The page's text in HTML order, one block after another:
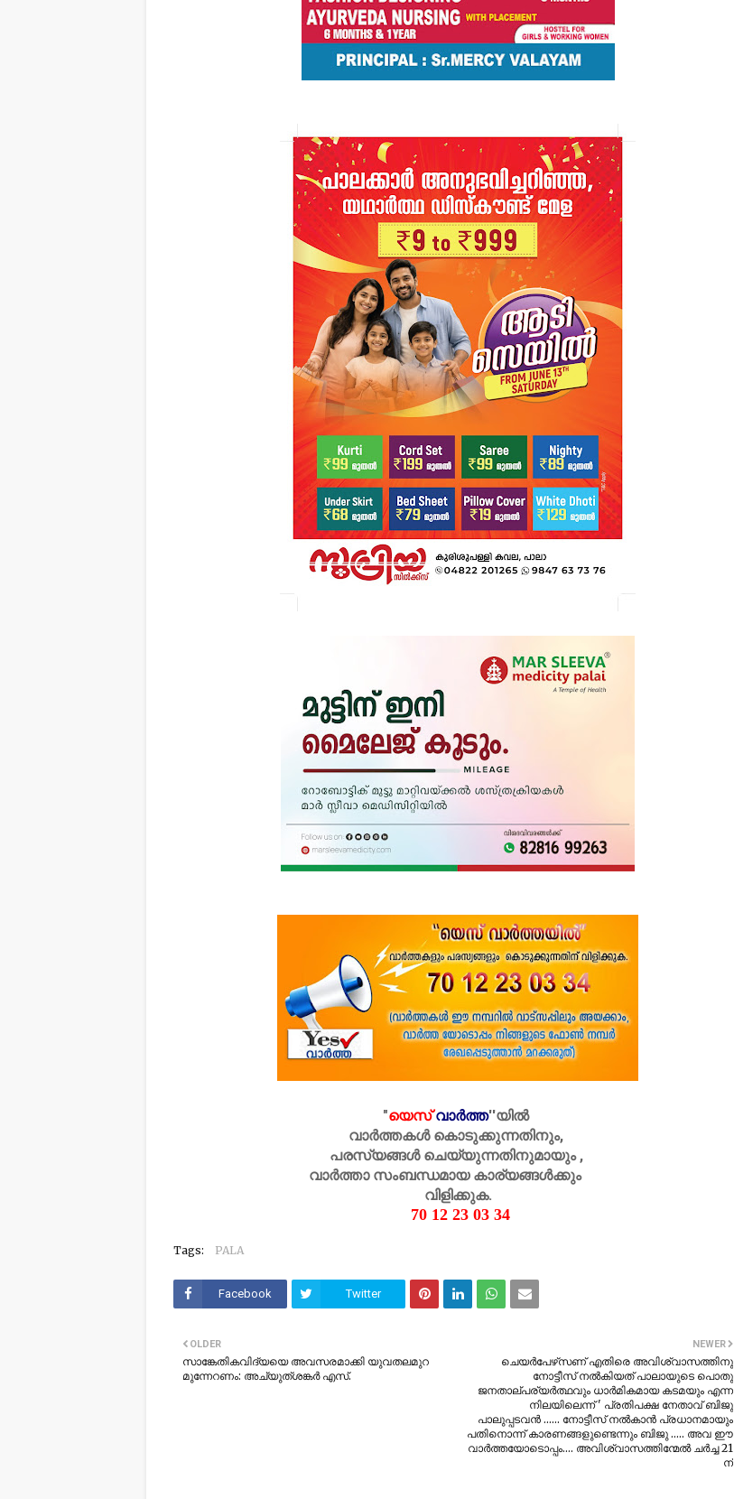
"യെസ് വാർത്ത''യിൽ
വാർത്തകൾ കൊടുക്കുന്നതിനും,
പരസ്യങ്ങൾ ചെയ്യുന്നതിനുമായും ,
വാർത്താ സംബന്ധമായ കാര്യങ്ങൾക്കും
വിളിക്കുക.
70 12 23 03 34
Tags: PALA
Facebook Twitter
NEWER
ചെയർപേഴ്‌സണ് എതിരെ അവിശ്വാസത്തിനു
നോട്ടീസ് നൽകിയത് പാലായുടെ പൊതു
ജനതാല്പര്യർത്ഥവും ധാർമികമായ കടമയും എന്ന
നിലയിലെന്ന് ' പ്രതിപക്ഷ നേതാവ് ബിജു
പാലുപ്പടവൻ ...... നോട്ടീസ് നൽകാൻ പ്രധാനമായും
പതിനൊന്ന് കാരണങ്ങളുണ്ടെന്നും ബിജു ..... അവ ഈ
വാർത്തയോടൊപ്പം.... അവിശ്വാസത്തിന്മേൽ ചർച്ച 21
ന്
OLDER
സാങ്കേതികവിദ്യയെ അവസരമാക്കി യുവതലമുറ
മുന്നേറണം: അച്യുത്ശങ്കർ എസ്.